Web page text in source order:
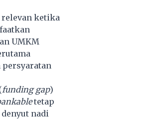
relevan ketika
UMKM
persyaratan
funding gap)
tetap
nadi